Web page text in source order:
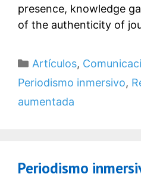
presence, knowledge
of the authenticity of
Categorías
Artículos,
Periodismo inmersivo,
aumentada
Periodismo